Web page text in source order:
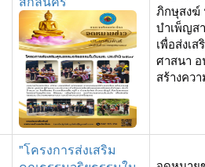
ภิกษุสงฆ์
บำเพ็ญส
เพื่อส่งเ
ศาสนา
สร้างคว
"โครงการส่งเสริม